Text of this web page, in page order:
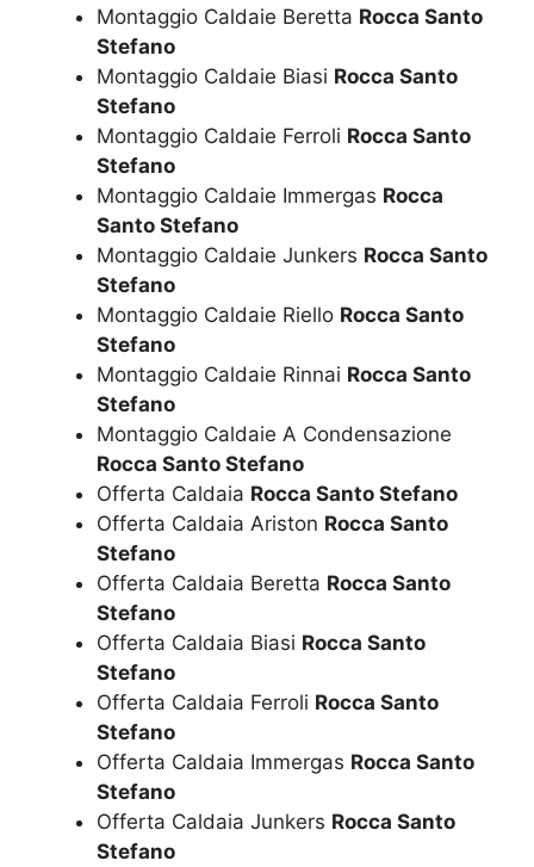
Montaggio Caldaie Beretta Rocca Santo
Stefano
Montaggio Caldaie Biasi Rocca Santo
Stefano
Montaggio Caldaie Ferroli Rocca Santo
Stefano
Montaggio Caldaie Immergas Rocca
Santo Stefano
Montaggio Caldaie Junkers Rocca Santo
Stefano
Montaggio Caldaie Riello Rocca Santo
Stefano
Montaggio Caldaie Rinnai Rocca Santo
Stefano
Montaggio Caldaie A Condensazione
Rocca Santo Stefano
Offerta Caldaia Rocca Santo Stefano
Offerta Caldaia Ariston Rocca Santo
Stefano
Offerta Caldaia Beretta Rocca Santo
Stefano
Offerta Caldaia Biasi Rocca Santo
Stefano
Offerta Caldaia Ferroli Rocca Santo
Stefano
Offerta Caldaia Immergas Rocca Santo
Stefano
Offerta Caldaia Junkers Rocca Santo
Stefano